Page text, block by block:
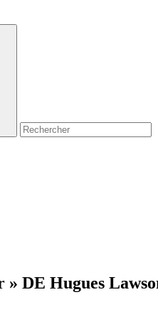
DE Hugues